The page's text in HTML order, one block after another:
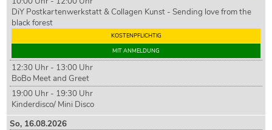
DiY Postkartenwerkstatt & Collagen Kunst - Sending love from the
black forest
KOSTENPFLICHTIG
MIT ANMELDUNG
12:30 Uhr - 13:00 Uhr
BoBo Meet and Greet
19:00 Uhr - 19:30 Uhr
Kinderdisco/ Mini Disco
So, 16.08.2026